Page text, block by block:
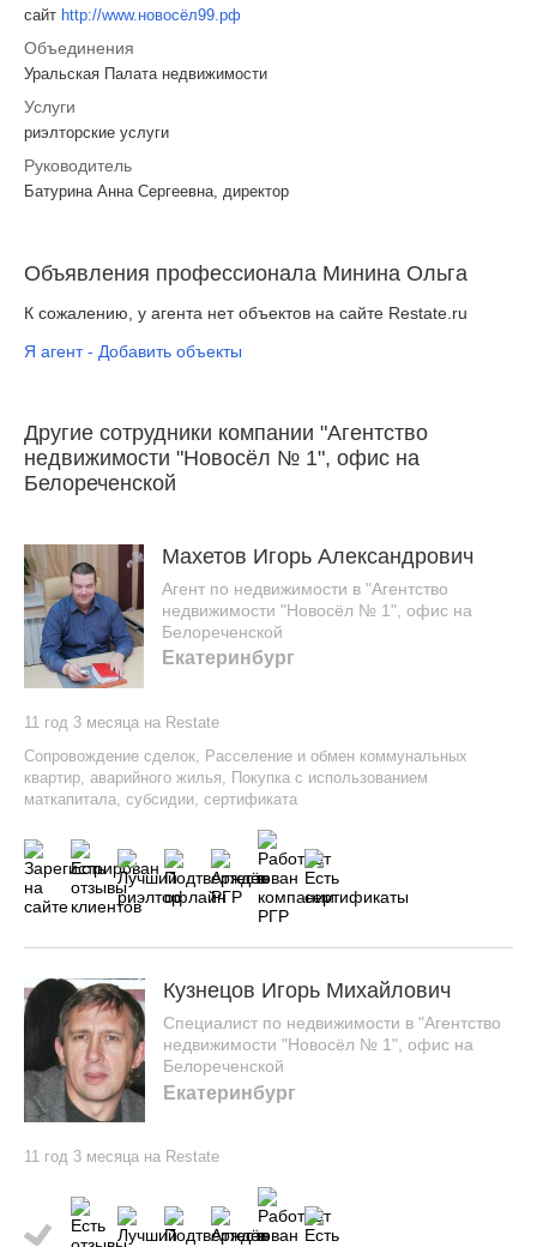
сайт http://www.новосёл99.рф
Объединения
Уральская Палата недвижимости
Услуги
риэлторские услуги
Руководитель
Батурина Анна Сергеевна, директор
Объявления профессионала Минина Ольга
К сожалению, у агента нет объектов на сайте Restate.ru
Я агент - Добавить объекты
Другие сотрудники компании "Агентство
недвижимости "Новосёл № 1", офис на
Белореченской
Махетов Игорь Александрович
Агент по недвижимости в "Агентство
недвижимости "Новосёл № 1", офис на
Белореченской
Екатеринбург
11 год 3 месяца на Restate
Сопровождение сделок, Расселение и обмен коммунальных
квартир, аварийного жилья, Покупка с использованием
маткапитала, субсидии, сертификата
Кузнецов Игорь Михайлович
Специалист по недвижимости в "Агентство
недвижимости "Новосёл № 1", офис на
Белореченской
Екатеринбург
11 год 3 месяца на Restate